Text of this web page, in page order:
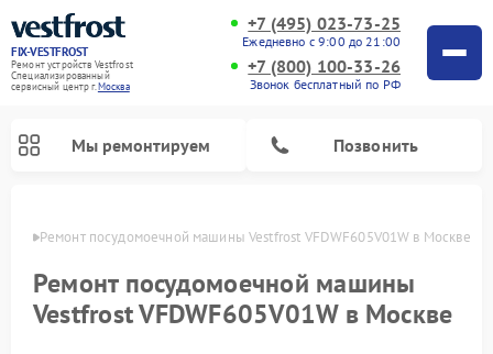
FIX-VESTFROST
Ремонт устройств Vestfrost
Специализированный
cервисный центр г.Москва
+7 (495) 023-73-25
Ежедневно с 9:00 до 21:00
+7 (800) 100-33-26
Звонок бесплатный по РФ
Мы ремонтируем Позвонить
Ремонт посудомоечной машины Vestfrost VFDWF605V01W в Москве
Ремонт посудомоечной машины
Vestfrost VFDWF605V01W в Москве